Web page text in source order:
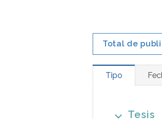
Total de
Tipo
Tesis